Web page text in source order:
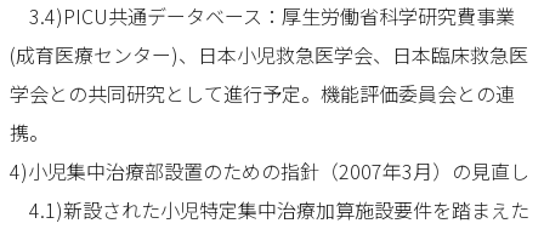
3.4)PICU共通データベース：厚生労働省科学研究費事業
(成育医療センター)、日本小児救急医学会、日本臨床救急医
学会との共同研究として進行予定。機能評価委員会との連
携。
4)小児集中治療部設置のための指針（2007年3月）の見直し
4.1)新設された小児特定集中治療加算施設要件を踏まえた